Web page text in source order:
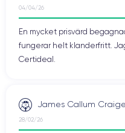
Att veta: iPhone 12 har
laddning vid 15 W.
För att avsluta
Innan vi går vidare till de
på två specifika punkter.
04/04/26
En mycket prisvärd
fungerar helt klanderfritt.
Certideal.
James Callum
28/02/26